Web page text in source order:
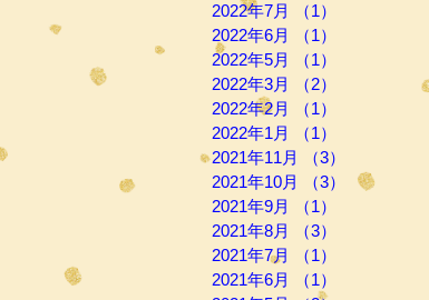
2022年7月
（1）
2022年6月
（1）
2022年5月
（1）
2022年3月
（2）
2022年2月
（1）
2022年1月
（1）
2021年11月
（3）
2021年10月
（3）
3件の記事
2021年9月
（1）
2021年8月
（3）
2021年7月
（1）
2021年6月
（1）